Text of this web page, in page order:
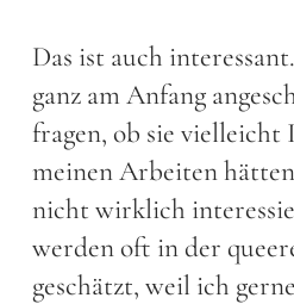
Das ist auch
ganz am Anfang
fragen, ob sie vielleicht
meinen Arbeiten
nicht wirklich
werden oft in der
geschätzt, weil ich